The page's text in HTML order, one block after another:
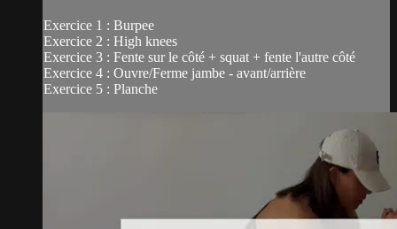
Exercice 1 : Burpee
Exercice 2 : High knees
Exercice 3 : Fente sur le côté + squat + fente l'autre côté
Exercice 4 : Ouvre/Ferme jambe - avant/arrière
Exercice 5 : Planche